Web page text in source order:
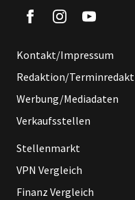
Kontakt/Impressum
Redaktion/
Werbung/Mediadaten
Verkaufsstellen
Stellenmarkt
VPN Vergleich
Finanz Vergleich